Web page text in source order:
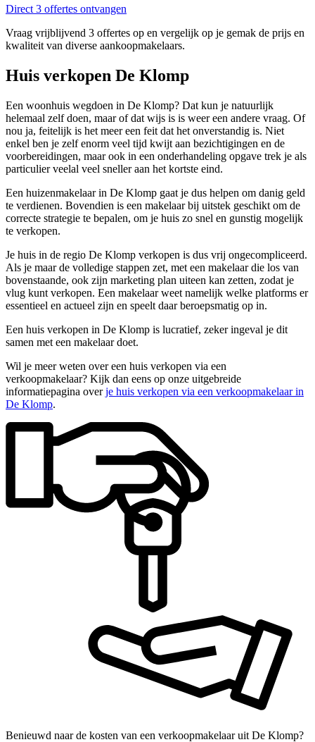
Direct 3 offertes ontvangen
Vraag vrijblijvend 3 offertes op en vergelijk op je gemak de prijs en
kwaliteit van diverse aankoopmakelaars.
Huis verkopen De Klomp
Een woonhuis wegdoen in De Klomp? Dat kun je natuurlijk
helemaal zelf doen, maar of dat wijs is is weer een andere vraag. Of
nou ja, feitelijk is het meer een feit dat het onverstandig is. Niet
enkel ben je zelf enorm veel tijd kwijt aan bezichtigingen en de
voorbereidingen, maar ook in een onderhandeling opgave trek je als
particulier veelal veel sneller aan het kortste eind.
Een huizenmakelaar in De Klomp gaat je dus helpen om danig geld
te verdienen. Bovendien is een makelaar bij uitstek geschikt om de
correcte strategie te bepalen, om je huis zo snel en gunstig mogelijk
te verkopen.
Je huis in de regio De Klomp verkopen is dus vrij ongecompliceerd.
Als je maar de volledige stappen zet, met een makelaar die los van
bovenstaande, ook zijn marketing plan uiteen kan zetten, zodat je
vlug kunt verkopen. Een makelaar weet namelijk welke platforms er
essentieel en actueel zijn en speelt daar beroepsmatig op in.
Een huis verkopen in De Klomp is lucratief, zeker ingeval je dit
samen met een makelaar doet.
Wil je meer weten over een huis verkopen via een
verkoopmakelaar? Kijk dan eens op onze uitgebreide
informatiepagina overje huis verkopen via een verkoopmakelaar in
De Klomp.
Benieuwd naar de kosten van een verkoopmakelaar uit De Klomp?